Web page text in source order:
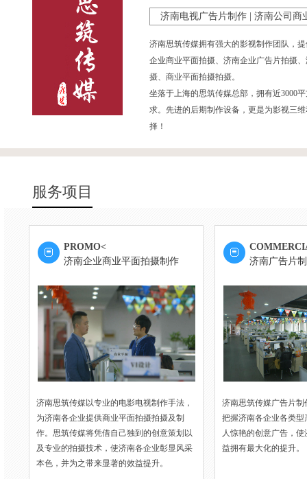
济南电视广告片制作 | 济南公司
济南思筑传媒拥有强大的影视制作团队，
企业商业平面拍摄、济南企业广告片拍摄
摄、商业平面拍摄拍摄。
坐落于上海的思筑传媒总部，拥有近3000
求。先进的后期制作设备，更是为影视三
择！
服务项目
PROMO<
济南企业商业平面拍摄制作
济南思筑传媒以专业的电影电视制作手法，
为济南各企业提供商业平面拍摄拍摄及制
作。思筑传媒将凭借自己独到的创意策划以
及专业的拍摄技术，使济南各企业彰显风采
本色，并为之带来显著的效益提升。
济南广告片
济南思筑传媒广告片
把握济南各企业各类
人惊艳的创意广告，
益拥有最大化的提升。